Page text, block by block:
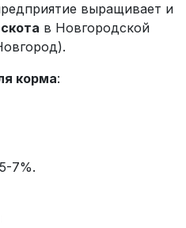
выращивает и
в Новгородской
корма:
7%.